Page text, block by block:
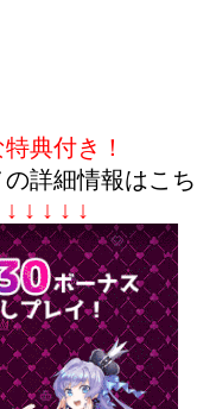
典付き！
詳細情報はこ
↓ ↓ ↓ ↓ ↓